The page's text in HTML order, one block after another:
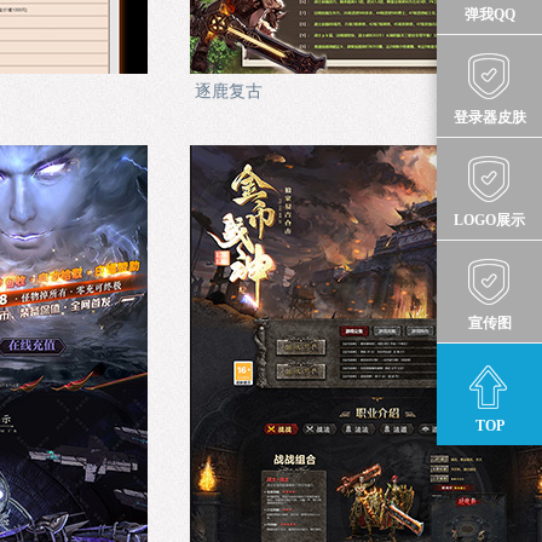
逐鹿复古
弹我QQ
登录器皮肤
LOGO展示
宣传图
TOP